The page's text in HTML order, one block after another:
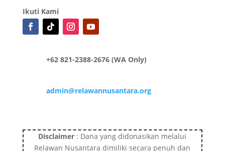
Ikuti Kami
+62 821-2388-2676 (WA Only)
admin@relawannusantara.org
Disclaimer : Dana yang didonasikan melalui
Relawan Nusantara dimiliki secara penuh dan